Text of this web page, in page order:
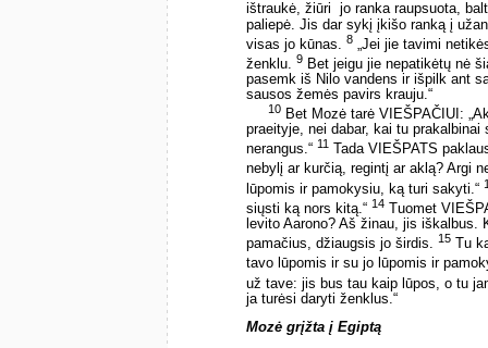
ištraukė, žiūri ­ jo ranka raupsuota,
paliepė. Jis dar sykį įkišo ranką į
visas jo kūnas. 8 „Jei jie tavimi
ženklu. 9 Bet jeigu jie nepatikėtų nė
pasemk iš Nilo vandens ir išpilk ant
sausos žemės pavirs krauju.“
10 Bet Mozė tarė VIEŠPAČIUI:
praeityje, nei dabar, kai tu
nerangus.“ 11
Tada VIEŠPATS
nebylį ar kurčią, regintį ar aklą? Argi
lūpomis ir pamokysiu, ką turi sakyti.“
siųsti ką nors kitą.“ 14 Tuomet
levito Aarono? Aš žinau, jis
pamačius, džiaugsis jo širdis. 15 Tu
tavo lūpomis ir su jo lūpomis ir
už tave: jis bus tau kaip lūpos, o tu
ja turėsi daryti ženklus.“
Mozė grįžta į Egiptą